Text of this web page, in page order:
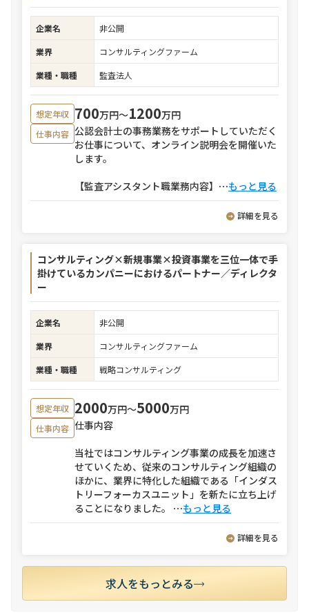
企業名
非公開
業界
コンサルティングファーム
業種・職種
監査法人
想定年収 700万円〜1200万円
仕事内容 公認会計士の事務業務をサポートしていただく
お仕事について、オンライン説明会を開催いた
します。
【監査アシスタント職業務内容】 ⋯もっと見る
詳細を見る
コンサルティング×新規事業×投資事業を三位一体で手
掛けているカンパニーにおけるパートナー／ディレクタ
ー
企業名
非公開
業界
コンサルティングファーム
業種・職種
戦略コンサルティング
想定年収 2000万円〜5000万円
仕事内容 仕事内容
当社ではコンサルティング事業の成長を加速さ
せていくため、従来のコンサルティング組織の
ほかに、業界に特化した組織である「インダス
トリーフォーカスユニット」を新たに立ち上げ
ることになりました。 ⋯もっと見る
詳細を見る
求人をもっとみる